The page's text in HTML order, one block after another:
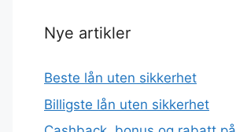
Nye artikler
Beste lån uten sikkerhet
Billigste lån uten sikkerhet